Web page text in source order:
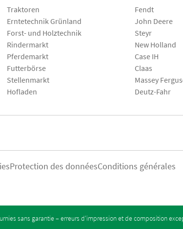
Traktoren
Erntetechnik Grünland
Forst- und Holztechnik
Rindermarkt
Pferdemarkt
Futterbörse
Stellenmarkt
Hofladen
Fendt
John Deere
Steyr
New Holland
Case IH
Claas
Massey
Deutz-Fahr
Protection des donnéesConditions générales
sans garantie – erreurs d’impression et de composition